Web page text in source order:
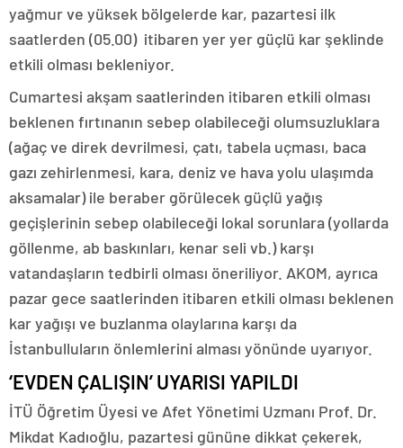
yağmur ve yüksek bölgelerde kar, pazartesi ilk
saatlerden (05.00) itibaren yer yer güçlü kar şeklinde
etkili olması bekleniyor.
Cumartesi akşam saatlerinden itibaren etkili olması
beklenen fırtınanın sebep olabileceği olumsuzluklara
(ağaç ve direk devrilmesi, çatı, tabela uçması, baca
gazı zehirlenmesi, kara, deniz ve hava yolu ulaşımda
aksamalar) ile beraber görülecek güçlü yağış
geçişlerinin sebep olabileceği lokal sorunlara (yollarda
göllenme, ab baskınları, kenar seli vb.) karşı
vatandaşların tedbirli olması öneriliyor. AKOM, ayrıca
pazar gece saatlerinden itibaren etkili olması beklenen
kar yağışı ve buzlanma olaylarına karşı da
İstanbulluların önlemlerini alması yönünde uyarıyor.
‘EVDEN ÇALIŞIN’ UYARISI YAPILDI
İTÜ Öğretim Üyesi ve Afet Yönetimi Uzmanı Prof. Dr.
Mikdat Kadıoğlu, pazartesi gününe dikkat çekerek,